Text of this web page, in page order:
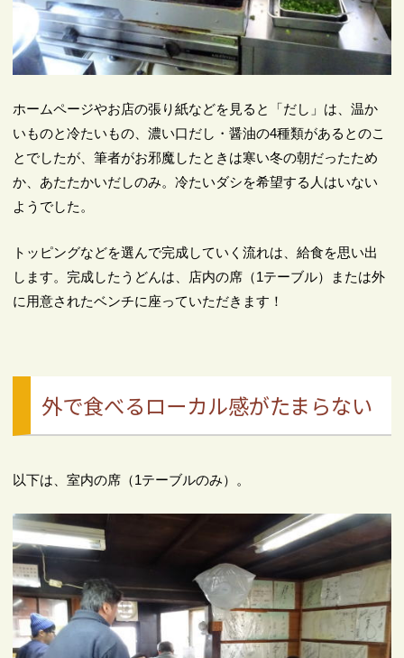
ホームページやお店の張り紙などを見ると「だし」は、温か
いものと冷たいもの、濃い口だし・醤油の4種類があるとのこ
とでしたが、筆者がお邪魔したときは寒い冬の朝だったため
か、あたたかいだしのみ。冷たいダシを希望する人はいない
ようでした。
トッピングなどを選んで完成していく流れは、給食を思い出
します。完成したうどんは、店内の席（1テーブル）または外
に用意されたベンチに座っていただきます！
外で食べるローカル感がたまらない
以下は、室内の席（1テーブルのみ）。